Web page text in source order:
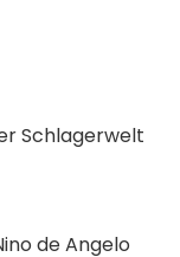
Schlagerwelt
de Angelo